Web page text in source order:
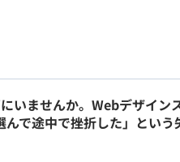
グコンサルティング会社で
管掌。これまで関与した制
て構築に従事。現在は生
いませんか。Webデザイン
で途中で挫折した」という